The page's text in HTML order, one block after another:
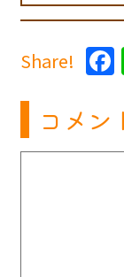
Share!
コメン